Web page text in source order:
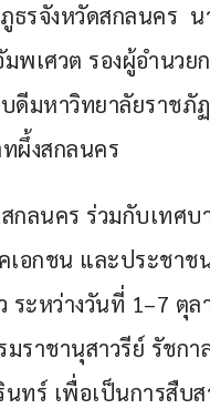
ธรจังหวัดสกลนคร
พเศวต รองผู้อำนวย
ดีมหาวิทยาลัยราชภั
ผึ้งสกลนคร
กลนคร ร่วมกับเทศ
เอกชน และประชา
ว ระหว่างวันที่ 1–7
ราชานุสาวรีย์ รัชก
ทร์ เพื่อเป็นการสืบ